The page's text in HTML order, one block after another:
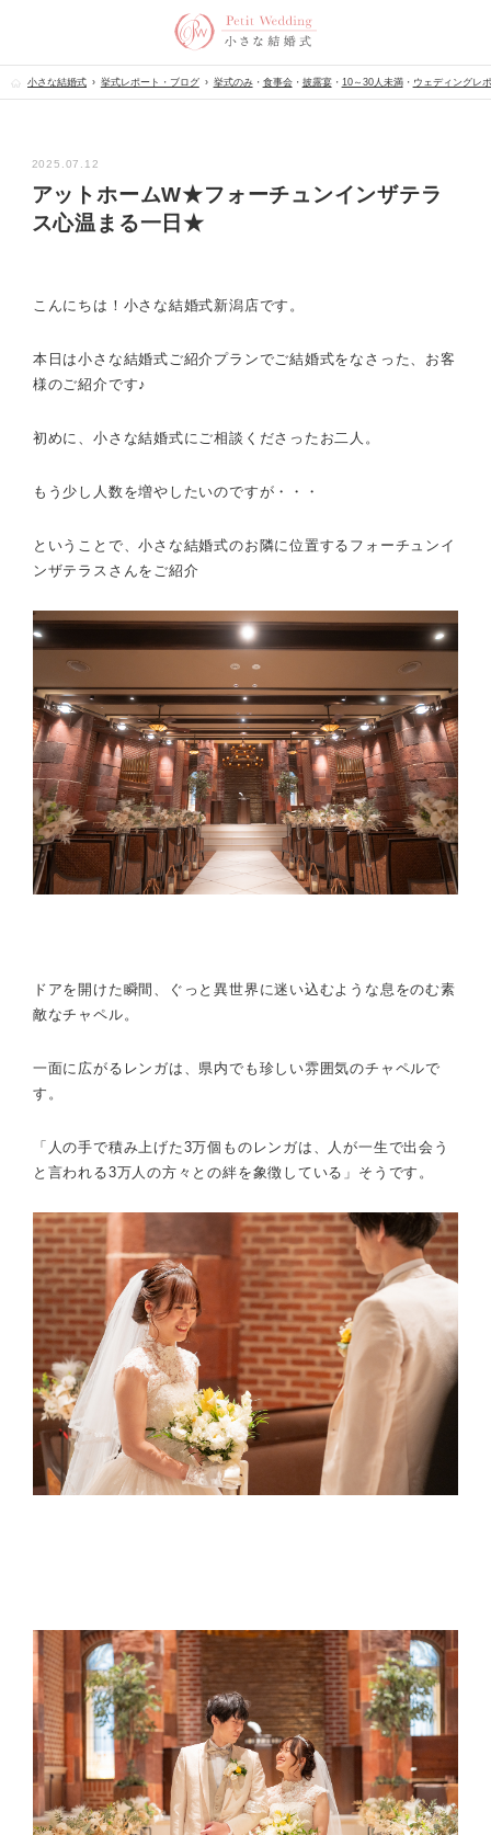
小さな結婚式 挙式レポート・ブログ 挙式のみ・ 食事会・ 披露宴・ 10～30人未満・ ウェディングレ
2025.07.12
アットホームW★フォーチュンインザテラ
ス心温まる一日★
こんにちは！小さな結婚式新潟店です。
本日は小さな結婚式ご紹介プランでご結婚式をなさった、お客
様のご紹介です♪
初めに、小さな結婚式にご相談くださったお二人。
もう少し人数を増やしたいのですが・・・
ということで、小さな結婚式のお隣に位置するフォーチュンイ
ンザテラスさんをご紹介
ドアを開けた瞬間、ぐっと異世界に迷い込むような息をのむ素
敵なチャペル。
一面に広がるレンガは、県内でも珍しい雰囲気のチャペルで
す。
「人の手で積み上げた3万個ものレンガは、人が一生で出会う
と言われる3万人の方々との絆を象徴している」そうです。